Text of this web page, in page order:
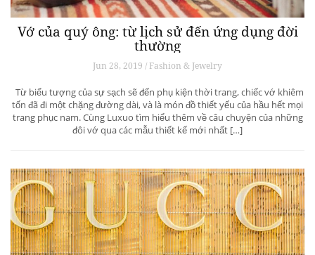
Vớ của quý ông: từ lịch sử đến ứng dụng đời
thường
Jun 28, 2019 / Fashion & Jewelry
Từ biểu tượng của sự sạch sẽ đến phụ kiện thời trang, chiếc vớ khiêm
tốn đã đi một chặng đường dài, và là món đồ thiết yếu của hầu hết mọi
trang phục nam. Cùng Luxuo tìm hiểu thêm về câu chuyện của những
đôi vớ qua các mẫu thiết kế mới nhất […]